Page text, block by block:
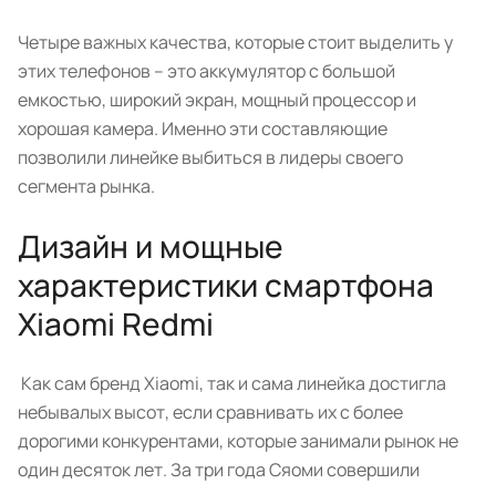
Четыре важных качества, которые стоит выделить у
этих телефонов – это аккумулятор с большой
емкостью, широкий экран, мощный процессор и
хорошая камера. Именно эти составляющие
позволили линейке выбиться в лидеры своего
сегмента рынка.
Дизайн и мощные
характеристики смартфона
Xiaomi Redmi
Как сам бренд Xiaomi, так и сама линейка достигла
небывалых высот, если сравнивать их с более
дорогими конкурентами, которые занимали рынок не
один десяток лет. За три года Сяоми совершили